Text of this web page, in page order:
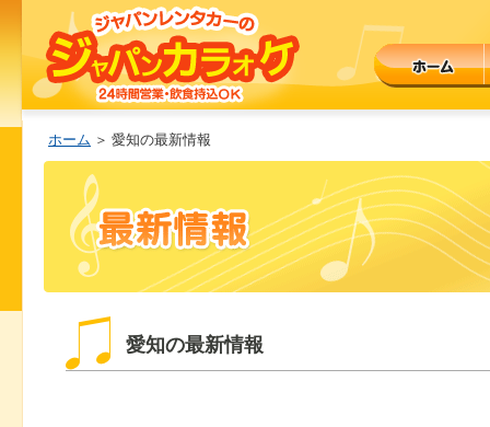
ホーム ＞ 愛知の最新情報
愛知の最新情報